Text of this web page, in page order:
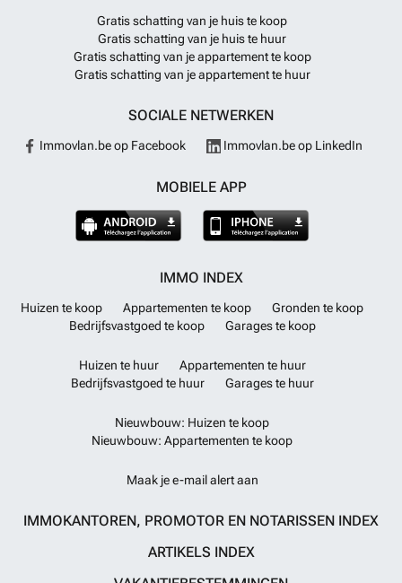
Gratis schatting van je huis te koop
Gratis schatting van je huis te huur
Gratis schatting van je appartement te koop
Gratis schatting van je appartement te huur
SOCIALE NETWERKEN
Immovlan.be op Facebook Immovlan.be op LinkedIn
MOBIELE APP
IMMO INDEX
Huizen te koop Appartementen te koop
Gronden te koop
Bedrijfsvastgoed te koop
Garages te koop
Huizen te huur
Appartementen te huur
Bedrijfsvastgoed te huur
Garages te huur
Nieuwbouw: Huizen te koop
Nieuwbouw: Appartementen te koop
Maak je e-mail alert aan
IMMOKANTOREN, PROMOTOR EN NOTARISSEN INDEX
ARTIKELS INDEX